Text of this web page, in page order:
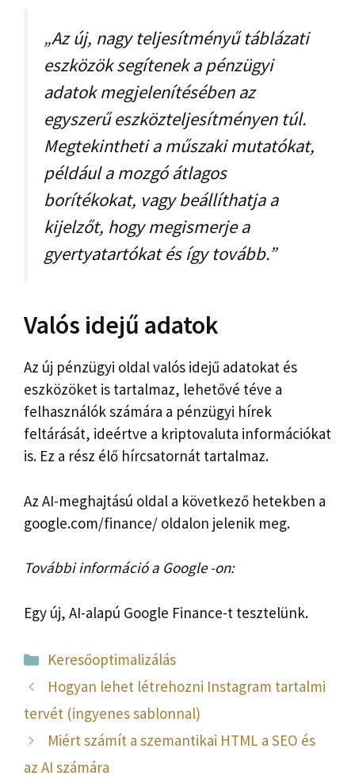
„Az új, nagy teljesítményű táblázati
eszközök segítenek a pénzügyi
adatok megjelenítésében az
egyszerű eszközteljesítményen túl.
Megtekintheti a műszaki mutatókat,
például a mozgó átlagos
borítékokat, vagy beállíthatja a
kijelzőt, hogy megismerje a
gyertyatartókat és így tovább.”
Valós idejű adatok
Az új pénzügyi oldal valós idejű adatokat és
eszközöket is tartalmaz, lehetővé téve a
felhasználók számára a pénzügyi hírek
feltárását, ideértve a kriptovaluta információkat
is. Ez a rész élő hírcsatornát tartalmaz.
Az AI-meghajtású oldal a következő hetekben a
google.com/finance/ oldalon jelenik meg.
További információ a Google -on:
Egy új, AI-alapú Google Finance-t tesztelünk.
Kategória
Keresőoptimalizálás
Hogyan lehet létrehozni Instagram tartalmi
tervét (ingyenes sablonnal)
Miért számít a szemantikai HTML a SEO és
az AI számára